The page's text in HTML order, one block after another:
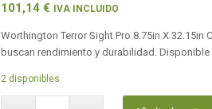
101,14€ IVA INCLUIDO
Worthington Terror Sight Pro 8.75in X
buscan rendimiento y durabilidad.
2 disponibles